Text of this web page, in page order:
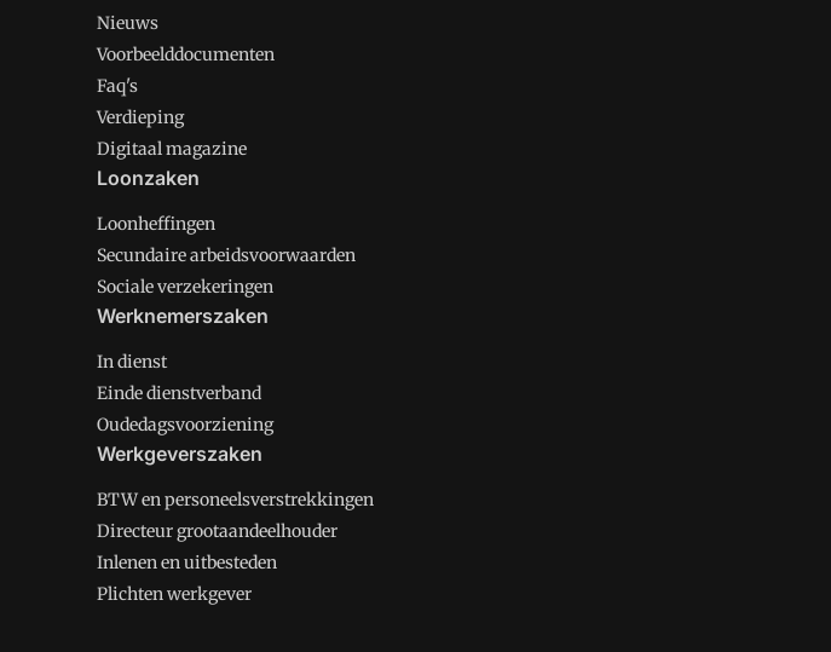
Nieuws
Voorbeelddocumenten
Faq's
Verdieping
Digitaal magazine
Loonzaken
Loonheffingen
Secundaire arbeidsvoorwaarden
Sociale verzekeringen
Werknemerszaken
In dienst
Einde dienstverband
Oudedagsvoorziening
Werkgeverszaken
BTW en personeelsverstrekkingen
Directeur grootaandeelhouder
Inlenen en uitbesteden
Plichten werkgever